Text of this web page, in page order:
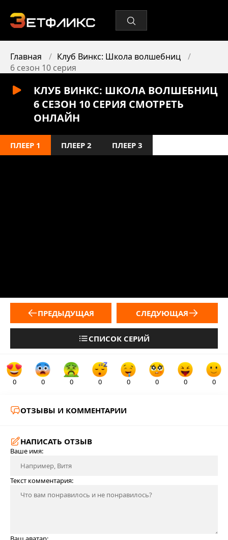
Главная
Клуб Винкс: Школа волшебниц
6 сезон 10 серия
КЛУБ ВИНКС: ШКОЛА ВОЛШЕБНИЦ
6 СЕЗОН 10 СЕРИЯ СМОТРЕТЬ
ОНЛАЙН
ПЛЕЕР 1 ПЛЕЕР 2 ПЛЕЕР 3
ПРЕДЫДУЩАЯ
СПИСОК СЕРИЙ
СЛЕДУЮЩАЯ
0 0 0 0 0 0 0 0
ОТЗЫВЫ И КОММЕНТАРИИ
НАПИСАТЬ ОТЗЫВ
Ваше имя:
Текст комментария: